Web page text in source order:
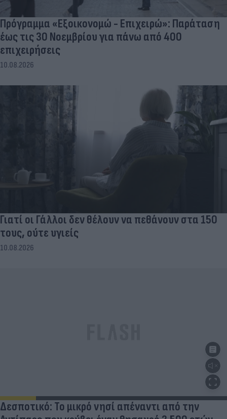
Πρόγραμμα «Εξοικονομώ - Επιχειρώ»: Παράταση
έως τις 30 Νοεμβρίου για πάνω από 400
επιχειρήσεις
10.08.2026
Γιατί οι Γάλλοι δεν θέλουν να πεθάνουν στα 150
τους, ούτε υγιείς
10.08.2026
Δεσποτικό: Το μικρό νησί απέναντι από την